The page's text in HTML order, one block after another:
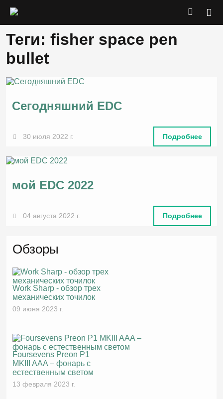
Теги: fisher space pen
bullet
Сегодняшний EDC
30 июля 2022 г. Подробнее
мой EDC 2022
04 августа 2022 г. Подробнее
Обзоры
Work Sharp - обзор трех
механических точилок
09 июня 2023 г.
Foursevens Preon P1
MKIII AAA – фонарь с
естественным светом
13 февраля 2023 г.